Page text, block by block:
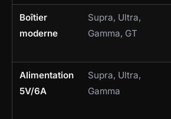
Boîtier
moderne
Supra, Ultra,
Gamma, GT
Alimentation
5V/6A
Supra, Ultra,
Gamma